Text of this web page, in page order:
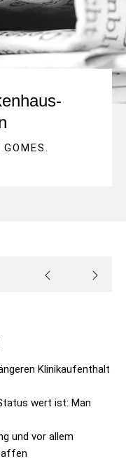
.
Klinikaufenthalt
wert ist: Man
und vor allem